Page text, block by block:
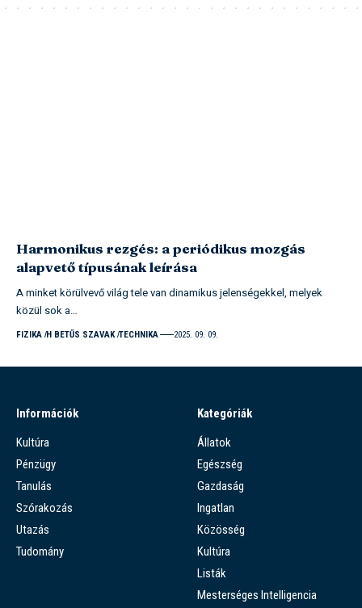
Harmonikus rezgés: a periódikus mozgás
alapvető típusának leírása
A minket körülvevő világ tele van dinamikus jelenségekkel, melyek
közül sok a…
FIZIKA H BETŰS SZAVAK TECHNIKA 2025. 09. 09.
Információk
Kultúra
Pénzügy
Tanulás
Szórakozás
Utazás
Tudomány
Kategóriák
Állatok
Egészség
Gazdaság
Ingatlan
Közösség
Kultúra
Listák
Mesterséges Intelligencia